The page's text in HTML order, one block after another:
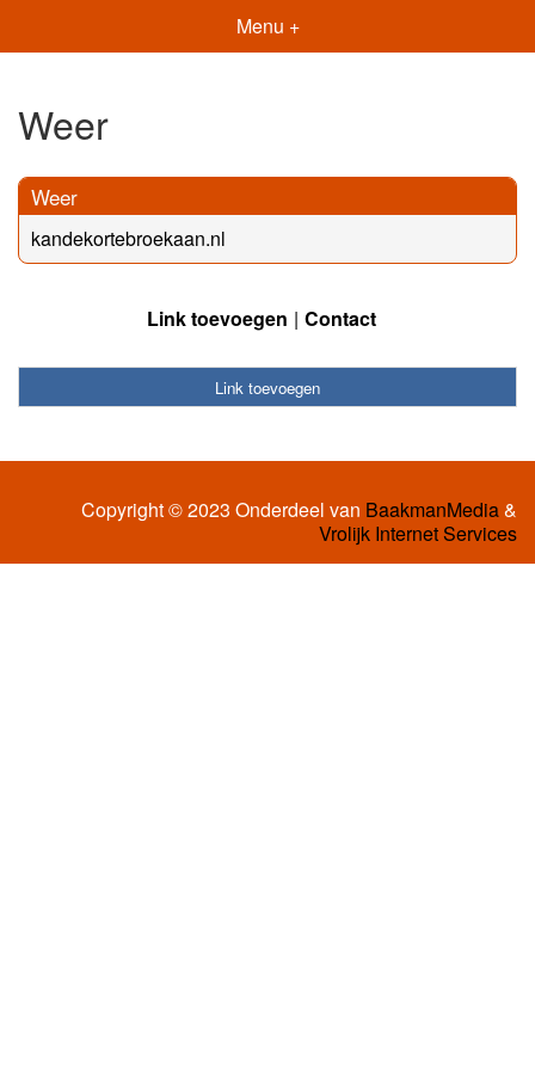
Menu +
Weer
Weer
kandekortebroekaan.nl
Link toevoegen Contact
Link toevoegen
Copyright © 2023 Onderdeel van BaakmanMedia&
Vrolijk Internet Services